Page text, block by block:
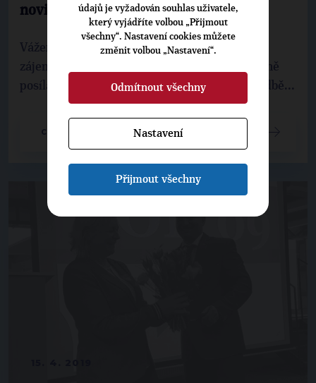
novinek
Vážení a milí podporovatelé, pokud byste měli
zájem o informace, které naše strana pravidelně
posílá svým příznivcům, máte možnost se k odbě...
CELÝ ČLÁNEK
údajů je vyžadován souhlas uživatele,
který vyjádříte volbou „Přijmout
všechny“. Nastavení cookies můžete
změnit volbou „Nastavení“.
Odmítnout všechny
Nastavení
Přijmout všechny